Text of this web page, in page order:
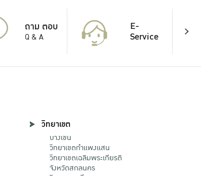
ถาม ตอบ
Q & A
E-
Service
วิทยาเขต
บางเขน
วิทยาเขตกําแพงแสน
วิทยาเขตเฉลิมพระเกียรติ
จังหวัดสกลนคร